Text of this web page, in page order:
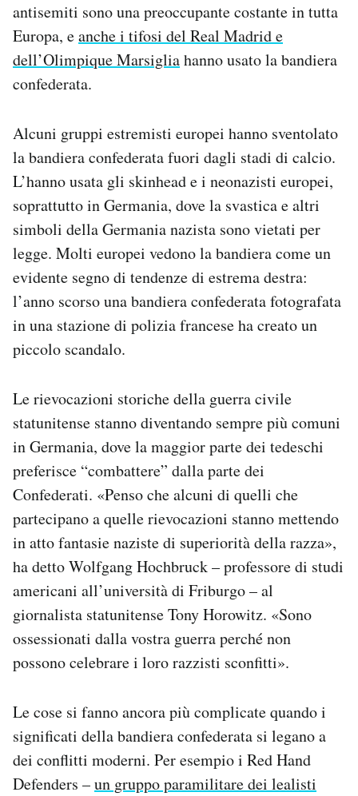
antisemiti sono una preoccupante costante in tutta
Europa, eanche i tifosi del Real Madrid e
dell’Olimpique Marsigliahanno usato la bandiera
confederata.
Alcuni gruppi estremisti europei hanno sventolato
la bandiera confederata fuori dagli stadi di calcio.
L’hanno usata gli skinhead e i neonazisti europei,
soprattutto in Germania, dove la svastica e altri
simboli della Germania nazista sono vietati per
legge. Molti europei vedono la bandiera come un
evidente segno di tendenze di estrema destra:
l’anno scorso una bandiera confederata fotografata
in una stazione di polizia francese ha creato un
piccolo scandalo.
Le rievocazioni storiche della guerra civile
statunitense stanno diventando sempre più comuni
in Germania, dove la maggior parte dei tedeschi
preferisce “combattere” dalla parte dei
Confederati. «Penso che alcuni di quelli che
partecipano a quelle rievocazioni stanno mettendo
in atto fantasie naziste di superiorità della razza»,
ha detto Wolfgang Hochbruck – professore di studi
americani all’università di Friburgo – al
giornalista statunitense Tony Horowitz. «Sono
ossessionati dalla vostra guerra perché non
possono celebrare i loro razzisti sconfitti».
Le cose si fanno ancora più complicate quando i
significati della bandiera confederata si legano a
dei conflitti moderni. Per esempio i Red Hand
Defenders –un gruppo paramilitare dei lealisti